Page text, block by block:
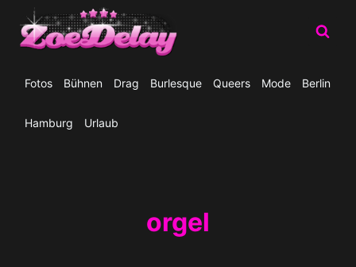
Inhalt
springen
Fotos Bühnen Drag Burlesque Queers Mode Berlin
Hamburg Urlaub
orgel